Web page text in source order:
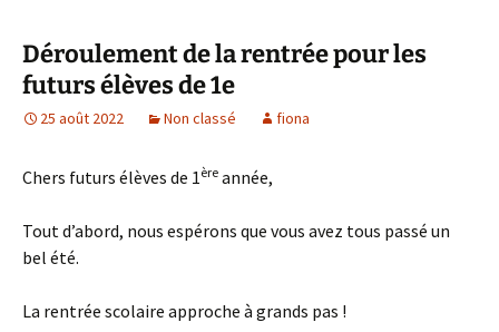
Déroulement de la rentrée pour les
futurs élèves de 1e
25 août 2022 Non classé fiona
Chers futurs élèves de 1ère année,
Tout d’abord, nous espérons que vous avez tous passé un
bel été.
La rentrée scolaire approche à grands pas !